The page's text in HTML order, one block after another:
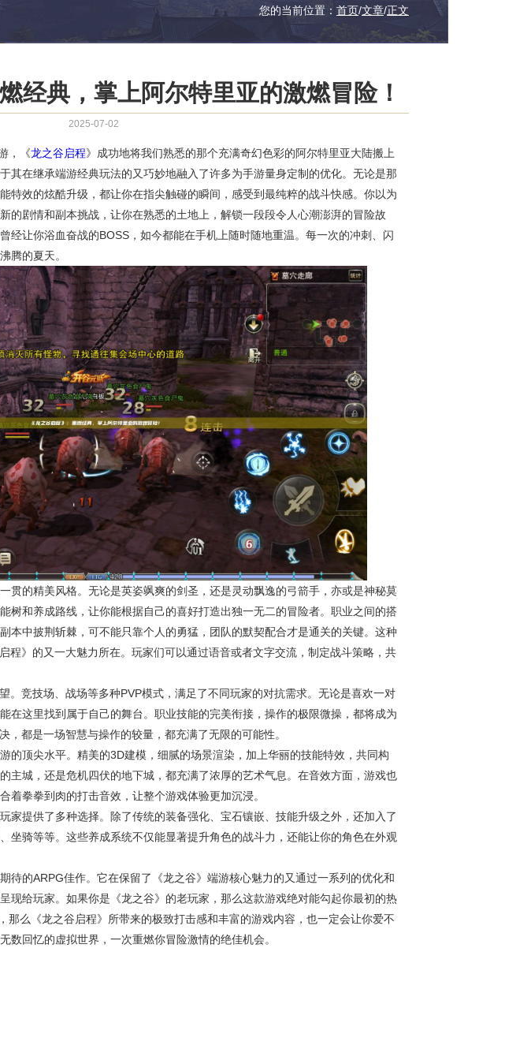
您的当前位置： 首页/文章/正文
经典，掌上阿尔特里亚的激燃冒险！
2025-07-02
，《龙之谷启程》成功地将我们熟悉的那个充满奇幻色彩的阿尔特里亚大陆搬上
其在继承端游经典玩法的又巧妙地融入了许多为手游量身定制的优化。无论是那
特效的炫酷升级，都让你在指尖触碰的瞬间，感受到最纯粹的战斗快感。你以为
的剧情和副本挑战，让你在熟悉的土地上，解锁一段段令人心潮澎湃的冒险故
经让你浴血奋战的BOSS，如今都能在手机上随时随地重温。每一次的冲刺、闪
腾的夏天。
贯的精美风格。无论是英姿飒爽的剑圣，还是灵动飘逸的弓箭手，亦或是神秘莫
树和养成路线，让你能根据自己的喜好打造出独一无二的冒险者。职业之间的搭
本中披荆斩棘，可不能只靠个人的勇猛，团队的默契配合才是通关的关键。这种
程》的又一大魅力所在。玩家们可以通过语音或者文字交流，制定战斗策略，共
。竞技场、战场等多种PVP模式，满足了不同玩家的对抗需求。无论是喜欢一对
在这里找到属于自己的舞台。职业技能的完美衔接，操作的极限微操，都将成为
，都是一场智慧与操作的较量，都充满了无限的可能性。
的顶尖水平。精美的3D建模，细腻的场景渲染，加上华丽的技能特效，共同构
主城，还是危机四伏的地下城，都充满了浓厚的艺术气息。在音效方面，游戏也
着拳拳到肉的打击音效，让整个游戏体验更加沉浸。
家提供了多种选择。除了传统的装备强化、宝石镶嵌、技能升级之外，还加入了
坐骑等等。这些养成系统不仅能显著提升角色的战斗力，还能让你的角色在外观
待的ARPG佳作。它在保留了《龙之谷》端游核心魅力的又通过一系列的优化和
现给玩家。如果你是《龙之谷》的老玩家，那么这款游戏绝对能勾起你最初的热
那么《龙之谷启程》所带来的极致打击感和丰富的游戏内容，也一定会让你爱不
数回忆的虚拟世界，一次重燃你冒险激情的绝佳机会。